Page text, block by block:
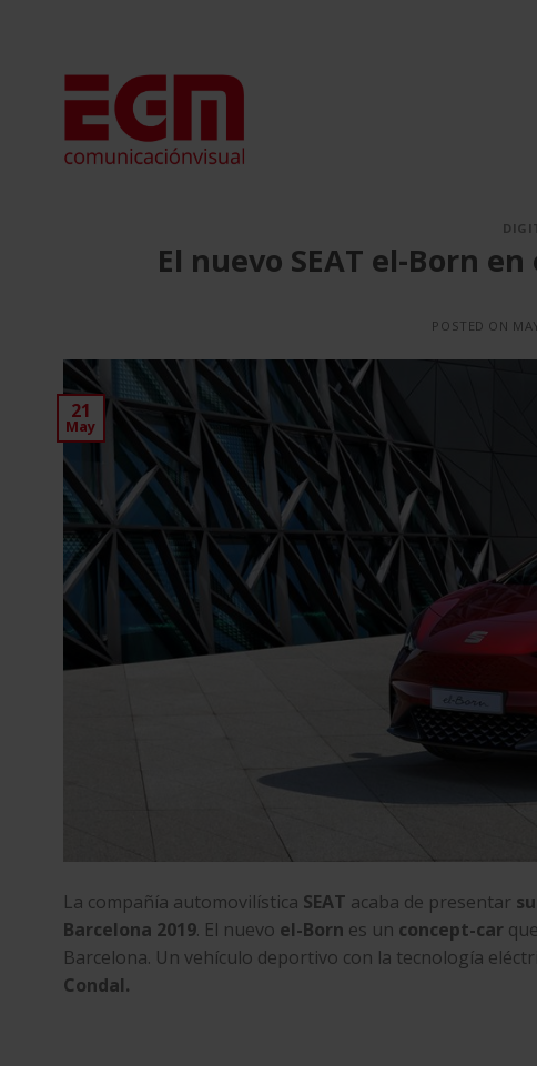
El nuevo SEAT el-Born
POSTED ON
21
May
La compañía automovilística SEAT acaba de presentar
Barcelona 2019. El nuevo el-Born es un concept-car
Barcelona. Un vehículo deportivo con la tecnología
Condal.